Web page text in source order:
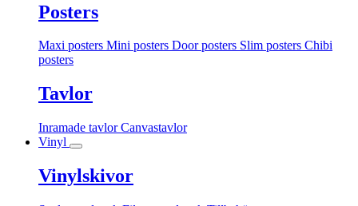
Posters
Maxi posters Mini posters Door posters Slim posters Chibi
posters
Tavlor
Inramade tavlorCanvastavlor
Vinyl
Vinylskivor